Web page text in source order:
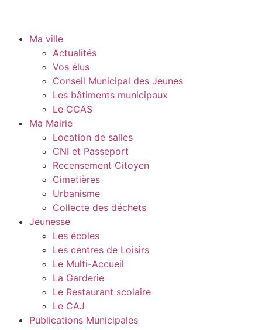
Ma ville
Actualités
Vos élus
Conseil Municipal des Jeunes
Les bâtiments municipaux
Le CCAS
Ma Mairie
Location de salles
CNI et Passeport
Recensement Citoyen
Cimetières
Urbanisme
Collecte des déchets
Jeunesse
Les écoles
Les centres de Loisirs
Le Multi-Accueil
La Garderie
Le Restaurant scolaire
Le CAJ
Publications Municipales